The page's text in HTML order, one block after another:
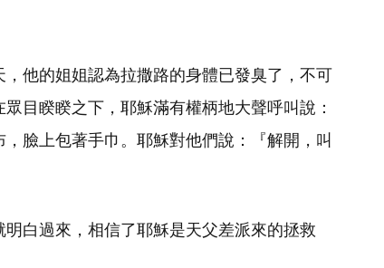
他的姐姐認為拉撒路的身體已發臭了，不可
目睽睽之下，耶穌滿有權柄地大聲呼叫說：
臉上包著手巾。耶穌對他們說：『解開，叫
白過來，相信了耶穌是天父差派來的拯救